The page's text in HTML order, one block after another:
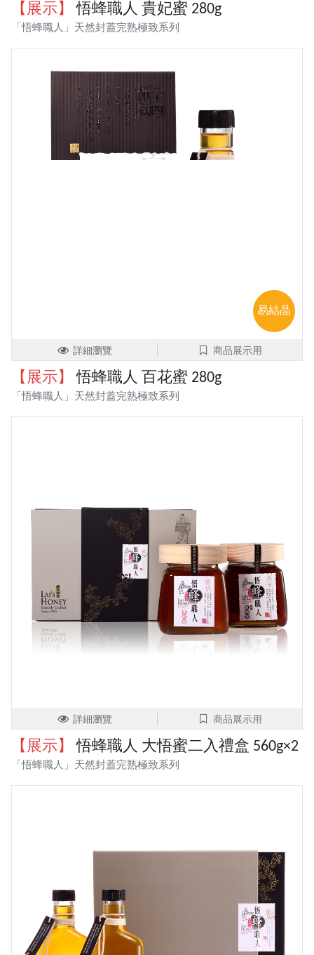
【展示】 悟蜂職人 貴妃蜜 280g
「悟蜂職人」天然封蓋完熟極致系列
易結晶
詳細瀏覽 商品展示用
【展示】 悟蜂職人 百花蜜 280g
「悟蜂職人」天然封蓋完熟極致系列
詳細瀏覽 商品展示用
【展示】 悟蜂職人 大悟蜜二入禮盒 560g×2
「悟蜂職人」天然封蓋完熟極致系列